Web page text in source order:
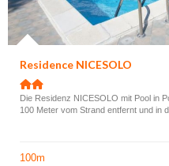
Residence NICESOLO
Die Residenz NICESOLO mit Pool in
100 Meter vom Strand entfernt und in
100m